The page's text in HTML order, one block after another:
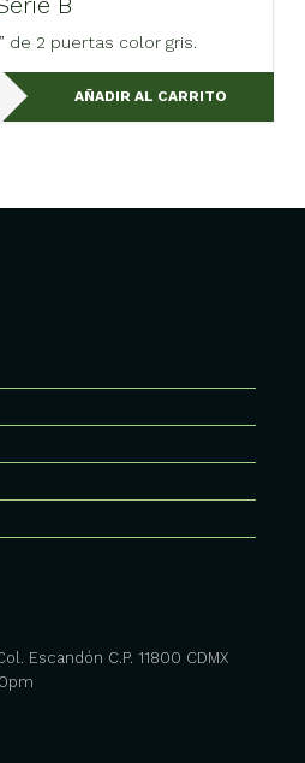
de 2 puertas color gris.
AÑADIR AL CARRITO
Escandón C.P. 11800 CDMX